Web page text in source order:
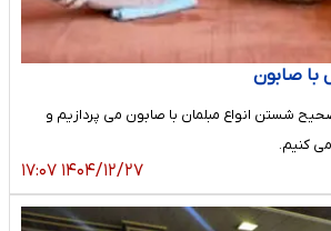
صابون
شستن انواع مبلمان با صابون می پردازیم و
کنیم.
۱۴۰۴/۱۲/۲۷ ۱۷:۰۷